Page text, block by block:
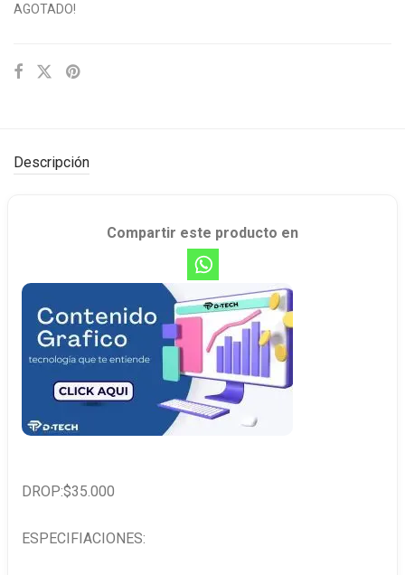
AGOTADO!
Descripción
Compartir este producto en
DROP:$35.000
ESPECIFIACIONES: